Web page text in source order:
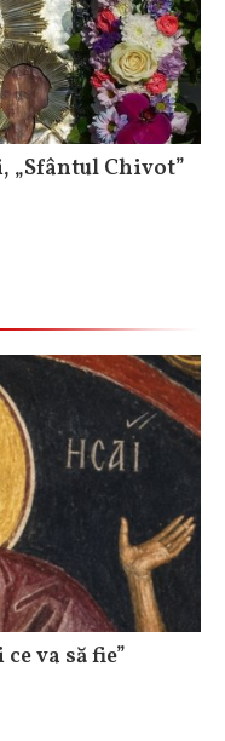
Chivot”
va să fie”